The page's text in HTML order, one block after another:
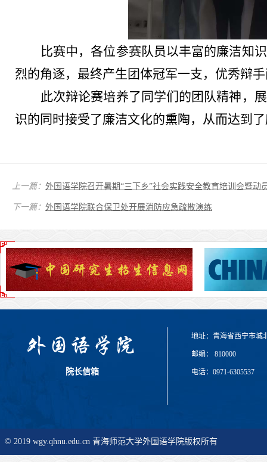
比赛中，各位参赛队员以丰富的廉洁知
烈的角逐，最终产生团体冠军一支，优秀辩
此次辩论赛培养了同学们的团队精神，
识的同时接受了廉洁文化的熏陶，从而达到
上一篇： 外国语学院召开暑期“三下乡”社会实践安全教育培训会暨动
下一篇： 外国语学院联合保卫处开展消防应急疏散演练
院长信箱
地址：青海省西宁市城
邮编： 810000
电话：0971-6305537
© 2019 wgy.qhnu.edu.cn 青海师范大学外国语学院版权所有